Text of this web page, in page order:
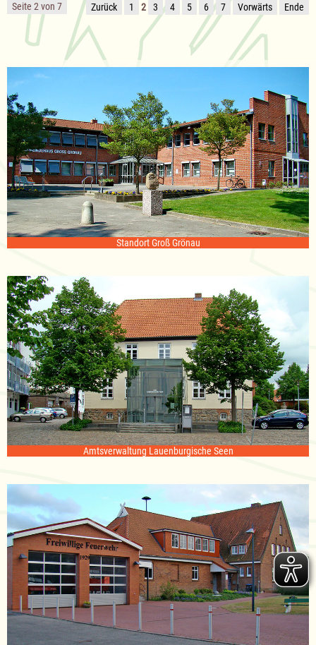
Seite 2 von 7 Zurück 1 2 3 4 5 6 7 Vorwärts Ende
Standort Groß Grönau
Amtsverwaltung Lauenburgische Seen